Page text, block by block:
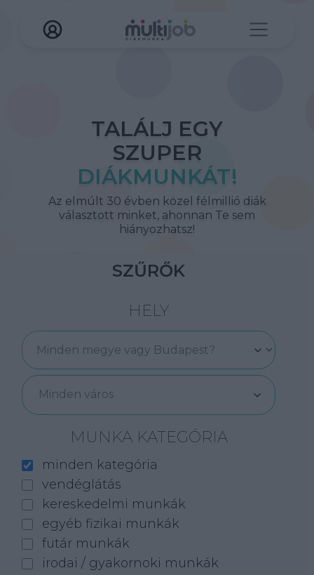
TALÁLJ EGY
SZUPER
DIÁKMUNKÁT!
Az elmúlt 30 évben közel félmillió diák
választott minket, ahonnan Te sem
hiányozhatsz!
SZŰRŐK
HELY
Minden város
MUNKA KATEGÓRIA
minden kategória
vendéglátás
kereskedelmi munkák
egyéb fizikai munkák
futár munkák
irodai / gyakornoki munkák